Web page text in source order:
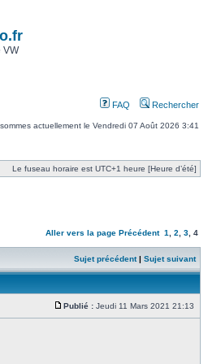
VW
FAQ Rechercher
actuellement le Vendredi 07 Août 2026 3:41
Le fuseau horaire est UTC+1 heure [Heure d’été]
Aller vers la page Précédent 1 2 3 4
Sujet précédent| Sujet suivant
Publié : Jeudi 11 Mars 2021 21:13